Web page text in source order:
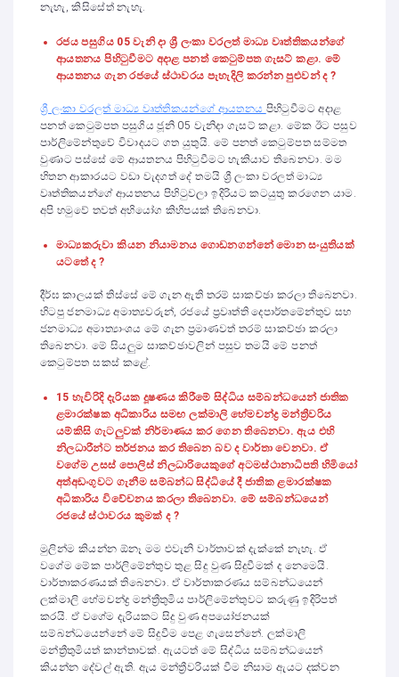
නැහැ, කිසිසේත් නැහැ.
රජය පසුගිය 05 වැනි දාශ්‍රී ලංකා වරලත් මාධ්‍ය වෘත්තිකයන්ගේ
ආයතනය පිහිටුවීමට අදාළ පනත් කෙටුම්පත ගැසට් කළා. මේ
ආයතනය ගැන රජයේ ස්ථාවරය පැහැදිලි කරන්න පුළුවන් ද ?
ශ්‍රී ලංකා වරලත් මාධ්‍ය වෘත්තිකයන්ගේ ආයතනය පිහිටුවීමට අදාළ
පනත් කෙටුම්පත පසුගිය ජූනි 05 වැනිදා ගැසට් කළා. මේක ඊට පසුව
පාර්ලිමේන්තුවේ විවාදයට ගත යුතුයි. මේ පනත් කෙටුම්පත සම්මත
වුණාට පස්සේ මේ ආයතනය පිහිටුවීමට හැකියාව තිබෙනවා. මම
හිතන ආකාරයට වඩා වැදගත් දේ තමයි ශ්‍රී ලංකා වරලත් මාධ්‍ය
වෘත්තිකයන්ගේ ආයතනය පිහිටුවලා ඉදිරියට කටයුතු කරගෙන යාම.
අපි හමුවේ තවත් අභියෝග කිහිපයක් තිබෙනවා.
මාධ්‍යකරුවා කියන නියාමනය ගොඩනගන්නේ මොන සංයුතියක්
යටතේ ද ?
දීර්ඝ කාලයක් තිස්සේ මේ ගැන ඇති තරම් සාකච්ඡා කරලා තිබෙනවා.
හිටපු ජනමාධ්‍ය අමාත්‍යවරුන්, රජයේ ප්‍රවෘත්ති දෙපාර්තමේන්තුව සහ
ජනමාධ්‍ය අමාත්‍යාංශය මේ ගැන ප්‍රමාණවත් තරම් සාකච්ඡා කරලා
තිබෙනවා. මේ සියලුම සාකච්ඡාවලින් පසුව තමයි මේ පනත්
කෙටුම්පත සකස් කළේ.
15 හැවිරිදි දැරියක දූෂණය කිරීමේ සිද්ධිය සම්බන්ධයෙන් ජාතික
ළමාරක්ෂක අධිකාරිය සමඟ ලක්මාලි හේමචන්ද්‍ර මන්ත්‍රීවරිය
යම්කිසි ගැටලුවක් නිර්මාණය කර ගෙන තිබෙනවා. ඇය එහි
නිලධාරීන්ට තර්ජනය කර තිබෙන බව ද වාර්තා වෙනවා. ඒ
වගේම උසස් පොලිස් නිලධාරියෙකුගේ අටමස්ථානාධිපති හිමියෝ
අත්අඩංගුවට ගැනීම සම්බන්ධ සිද්ධියේ දී ජාතික ළමාරක්ෂක
අධිකාරිය විවේචනය කරලා තිබෙනවා. මේ සම්බන්ධයෙන්
රජයේ ස්ථාවරය කුමක් ද ?
මුලින්ම කියන්න ඕනෑ මම එවැනි වාර්තාවක් දැක්කේ නැහැ. ඒ
වගේම මේක පාර්ලිමේන්තුව තුළ සිදු වුණ සිදුවීමක් ද නෙමෙයි.
වාර්තාකරණයක් තිබෙනවා. ඒ වාර්තාකරණය සම්බන්ධයෙන්
ලක්මාලි හේමචන්ද්‍ර මන්ත්‍රීතුමිය පාර්ලිමේන්තුවට කරුණු ඉදිරිපත්
කරයි. ඒ වගේම දැරියකට සිදු වුණ අපයෝජනයක්
සම්බන්ධයෙන්නේ මේ සිදුවීම පෙළ ගැසෙන්නේ. ලක්මාලි
මන්ත්‍රීතුමියත් කාන්තාවක්. ඇයටත් මේ සිද්ධිය සම්බන්ධයෙන්
කියන්න දේවල් ඇති. ඇය මන්ත්‍රීවරියක් වීම නිසාම ඇයට දක්වන